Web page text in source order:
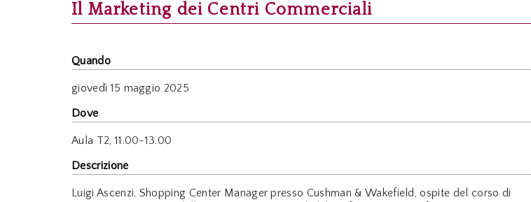
Il Marketing dei Centri Commerciali
Quando
giovedì 15 maggio 2025
Dove
Aula T2, 11.00-13.00
Descrizione
Luigi Ascenzi, Shopping Center Manager presso Cushman & Wakefield, ospite del corso di